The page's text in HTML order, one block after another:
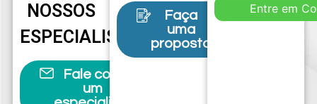
NOSSOS
ESPECIALISTAS
Fale com
um
Faça
uma
proposta
Entre em